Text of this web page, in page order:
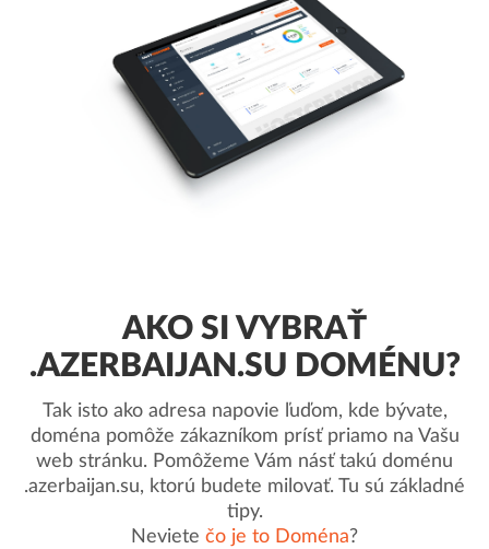
AKO SI VYBRAŤ
.AZERBAIJAN.SU DOMÉNU?
Tak isto ako adresa napovie ľuďom, kde bývate,
doména pomôže zákazníkom prísť priamo na Vašu
web stránku. Pomôžeme Vám násť takú doménu
.azerbaijan.su, ktorú budete milovať. Tu sú základné
tipy.
Neviete čo je to Doména?